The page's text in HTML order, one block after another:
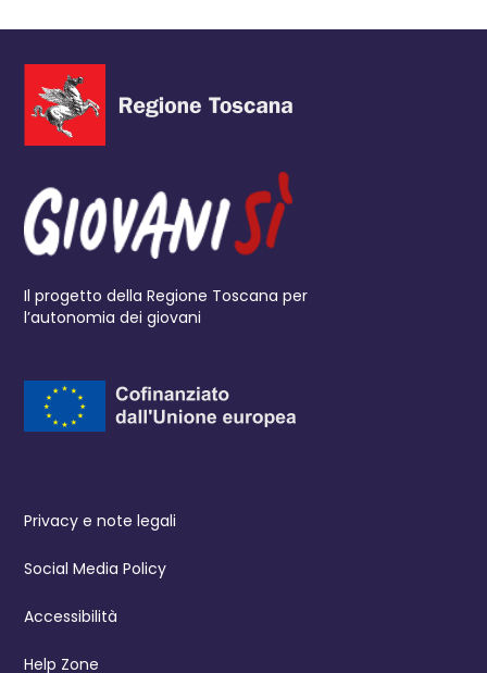
Il progetto della Regione Toscana per
l’autonomia dei giovani
Privacy e note legali
Social Media Policy
Accessibilità
Help Zone